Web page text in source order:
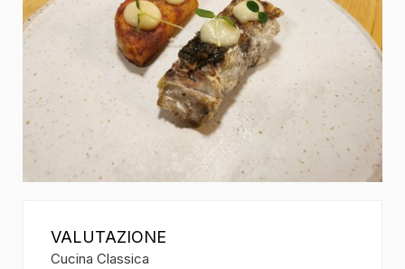
VALUTAZIONE
Cucina Classica